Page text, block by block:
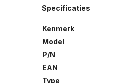
Specificaties
Kenmerk
Model
P/N
EAN
Type